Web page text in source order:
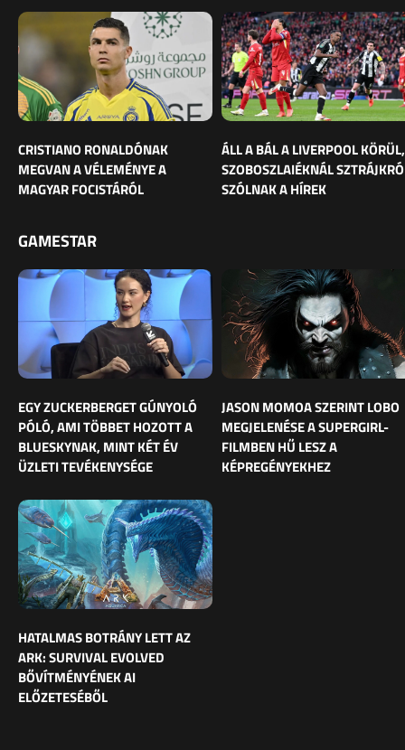
CRISTIANO RONALDÓNAK
MEGVAN A VÉLEMÉNYE A
MAGYAR FOCISTÁRÓL
ÁLL A BÁL A LIVERPOOL KÖRÜL,
SZOBOSZLAIÉKNÁL
SZÓLNAK A HÍREK
GAMESTAR
EGY ZUCKERBERGET GÚNYOLÓ
PÓLÓ, AMI TÖBBET HOZOTT A
BLUESKYNAK, MINT KÉT ÉV
ÜZLETI TEVÉKENYSÉGE
JASON MOMOA SZERINT LOBO
MEGJELENÉSE A SUPERGIRL-
FILMBEN HŰ LESZ A
KÉPREGÉNYEKHEZ
HATALMAS BOTRÁNY LETT AZ
ARK: SURVIVAL EVOLVED
BŐVÍTMÉNYÉNEK AI
ELŐZETESÉBŐL